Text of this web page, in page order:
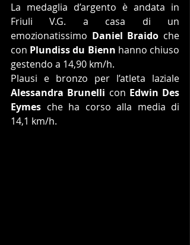
La medaglia d’argento è andata in
Friuli V.G. a casa di un
emozionatissimo Daniel Braido che
con Plundiss du Bienn hanno chiuso
gestendo a 14,90 km/h.
Alessandra Brunelli con Edwin Des
Eymes che ha corso alla media di
14,1 km/h.